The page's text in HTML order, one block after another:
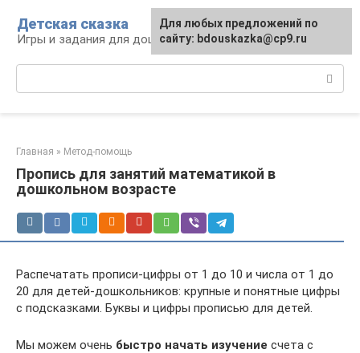
контенту
Детская сказка
Игры и задания для дошкольников
Главная » Метод-помощь
Пропись для занятий математикой в
дошкольном возрасте
Распечатать прописи-цифры от 1 до 10 и числа от 1 до
20 для детей-дошкольников: крупные и понятные цифры
с подсказками. Буквы и цифры прописью для детей.
Мы можем очень быстро начать изучение счета с
Для любых предложений по
сайту: bdouskazka@cp9.ru